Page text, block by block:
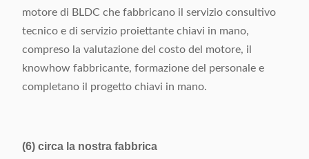
motore di BLDC che fabbricano il servizio consultivo
tecnico e di servizio proiettante chiavi in mano,
compreso la valutazione del costo del motore, il
knowhow fabbricante, formazione del personale e
completano il progetto chiavi in mano.
(6) circa la nostra fabbrica